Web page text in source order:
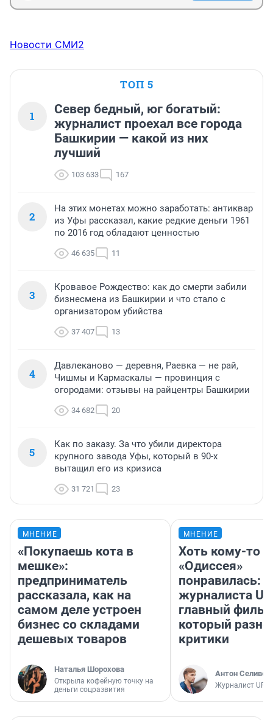
Новости СМИ2
ТОП 5
1
Север бедный, юг богатый:
журналист проехал все города
Башкирии — какой из них
лучший
103 633 167
2
На этих монетах можно заработать: антиквар
из Уфы рассказал, какие редкие деньги 1961
по 2016 год обладают ценностью
46 635 11
3
Кровавое Рождество: как до смерти забили
бизнесмена из Башкирии и что стало с
организатором убийства
37 407 13
4
Давлеканово — деревня, Раевка — не рай,
Чишмы и Кармаскалы — провинция с
огородами: отзывы на райцентры Башкирии
34 682 20
5
Как по заказу. За что убили директора
крупного завода Уфы, который в 90-х
вытащил его из кризиса
31 721 23
МНЕНИЕ
«Покупаешь кота в
мешке»:
предприниматель
рассказала, как на
самом деле устроен
бизнес со складами
дешевых товаров
Наталья Шорохова
Открыла кофейную точку на
деньги соцразвития
МНЕНИЕ
Хоть кому-то
«Одиссея»
понравилась:
журналиста
главный
который
критики
Антон
Журналист